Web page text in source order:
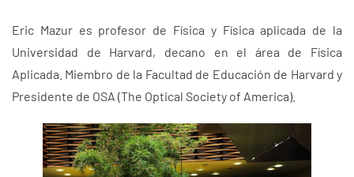
Eric Mazur es profesor de Física y Física aplicada de la
Universidad de Harvard, decano en el área de Física
Aplicada. Miembro de la Facultad de Educación de Harvard y
Presidente de OSA (The Optical Society of America).